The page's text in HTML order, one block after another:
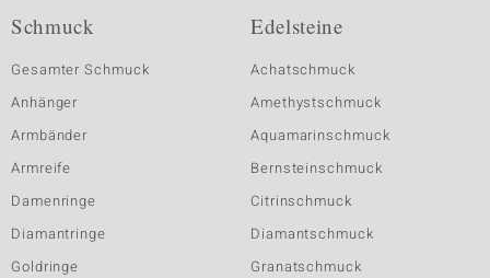
Schmuck
Gesamter Schmuck
Anhänger
Armbänder
Armreife
Damenringe
Diamantringe
Goldringe
Edelsteine
Achatschmuck
Amethystschmuck
Aquamarinschmuck
Bernsteinschmuck
Citrinschmuck
Diamantschmuck
Granatschmuck